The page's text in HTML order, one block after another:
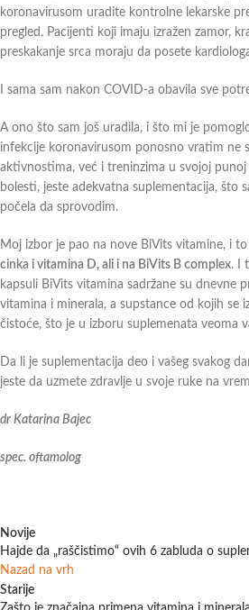
koronavirusom uradite kontrolne lekarske
pregled. Pacijenti koji imaju izražen zamor,
preskakanje srca moraju da posete
I sama sam nakon COVID-a obavila sve
A ono što sam još uradila, i što mi je
infekcije koronavirusom ponosno vratim ne
aktivnostima, već i treninzima u svojoj punoj
bolesti, jeste adekvatna suplementacija, što
počela da sprovodim.
Moj izbor je pao na nove BiVits vitamine, i to
cinka i vitamina D, ali i na BiVits B complex. I
kapsuli BiVits vitamina sadržane su dnevne
vitamina i minerala, a supstance od kojih se
čistoće, što je u izboru suplemenata veoma
Da li je suplementacija deo i vašeg svakog
jeste da uzmete zdravlje u svoje ruke na
dr Katarina Bajec
spec. oftamolog
Novije
Hajde da „raščistimo“ ovih 6 zabluda o
Nazad na vrh
Starije